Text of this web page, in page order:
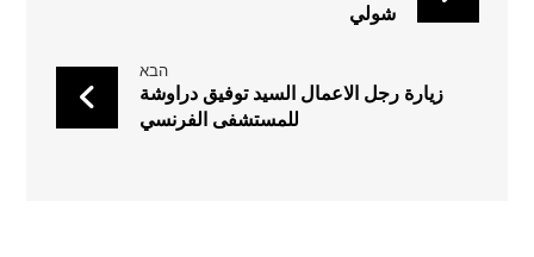
شولي
הבא
زيارة رجل الاعمال السيد توفيق دراوشة
للمستشفى الفرنسي